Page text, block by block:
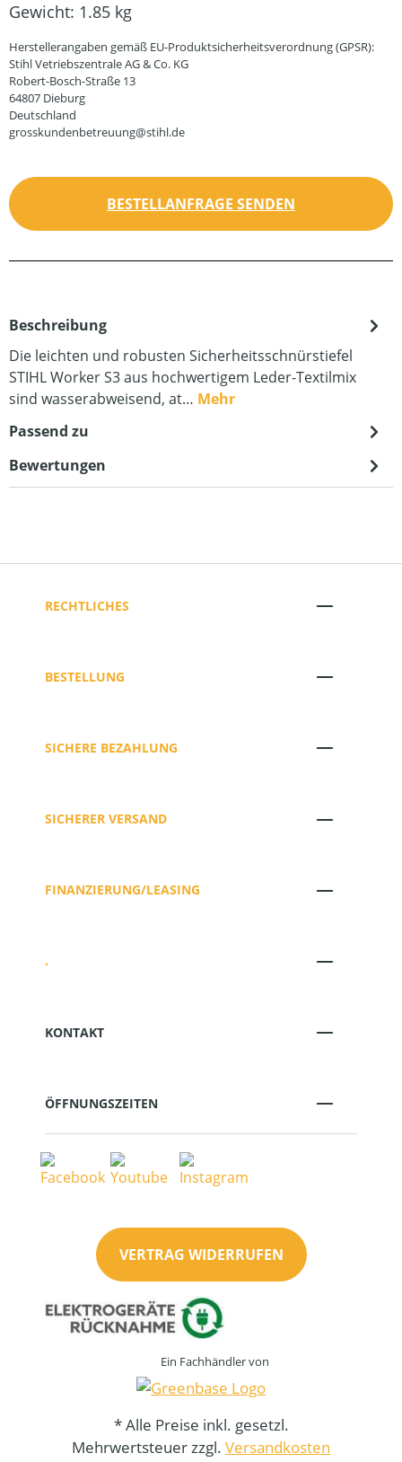
Gewicht: 1.85 kg
Herstellerangaben gemäß EU-Produktsicherheitsverordnung (GPSR):
Stihl Vetriebszentrale AG & Co. KG
Robert-Bosch-Straße 13
64807 Dieburg
Deutschland
grosskundenbetreuung@stihl.de
BESTELLANFRAGE SENDEN
Beschreibung
Die leichten und robusten Sicherheitsschnürstiefel
STIHL Worker S3 aus hochwertigem Leder-Textilmix
sind wasserabweisend, at… Mehr
Passend zu
Bewertungen
RECHTLICHES
BESTELLUNG
SICHERE BEZAHLUNG
SICHERER VERSAND
FINANZIERUNG/LEASING
.
KONTAKT
ÖFFNUNGSZEITEN
VERTRAG WIDERRUFEN
Ein Fachhändler von
* Alle Preise inkl. gesetzl.
Mehrwertsteuer zzgl. Versandkosten